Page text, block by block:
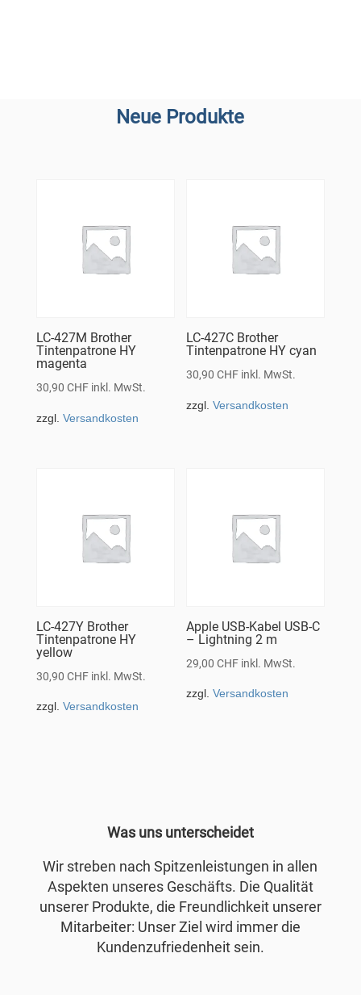
Neue Produkte
LC-427M Brother
Tintenpatrone HY
magenta
30,90 CHF inkl. MwSt.
zzgl. Versandkosten
LC-427C Brother
Tintenpatrone HY cyan
30,90CHF inkl. MwSt.
zzgl.Versandkosten
LC-427Y Brother
Tintenpatrone HY
yellow
30,90 CHF inkl. MwSt.
zzgl. Versandkosten
Apple USB-Kabel USB-C
– Lightning 2 m
29,00CHF inkl. MwSt.
zzgl.Versandkosten
Was uns unterscheidet
Wir streben nach Spitzenleistungen in allen
Aspekten unseres Geschäfts. Die Qualität
unserer Produkte, die Freundlichkeit unserer
Mitarbeiter: Unser Ziel wird immer die
Kundenzufriedenheit sein.